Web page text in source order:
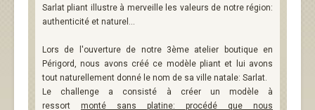
Sarlat pliant illustre à merveille les valeurs de notre région:
authenticité et naturel...
Lors de l'ouverture de notre 3ème atelier boutique en
Périgord, nous avons créé ce modèle pliant et lui avons
tout naturellement donné le nom de sa ville natale: Sarlat.
Le challenge a consisté à créer un modèle à
ressort monté sans platine: procédé que nous